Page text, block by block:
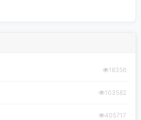
18356
103582
405717